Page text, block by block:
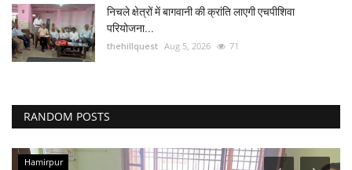
निचले क्षेत्रों में बागवानी की क्रांति लाएगी एचपीशिवा
परियोजना...
thehillquest Aug 5, 2026 71
RANDOM POSTS
Hamirpur